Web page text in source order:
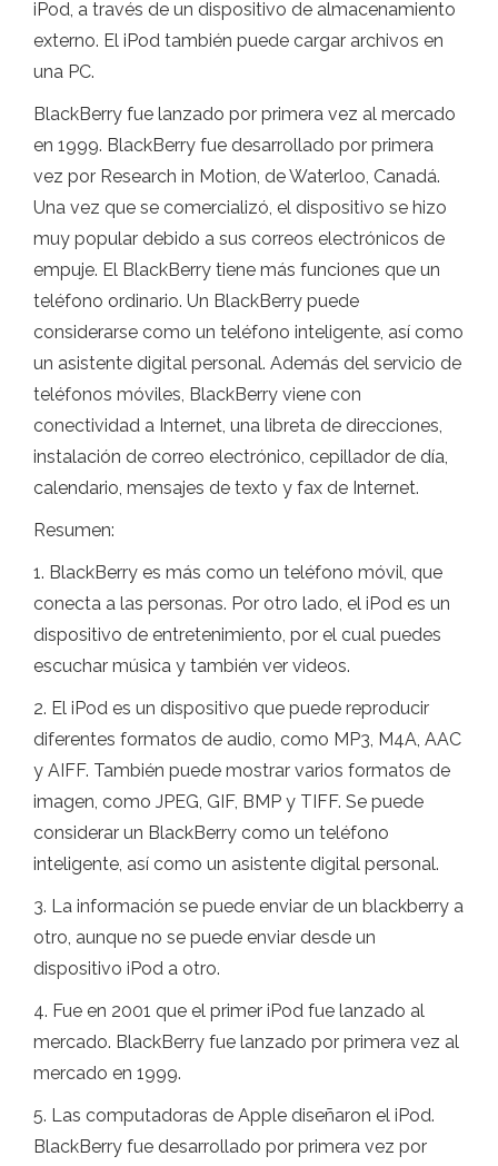
iPod, a través de un dispositivo de almacenamiento
externo. El iPod también puede cargar archivos en
una PC.
BlackBerry fue lanzado por primera vez al mercado
en 1999. BlackBerry fue desarrollado por primera
vez por Research in Motion, de Waterloo, Canadá.
Una vez que se comercializó, el dispositivo se hizo
muy popular debido a sus correos electrónicos de
empuje. El BlackBerry tiene más funciones que un
teléfono ordinario. Un BlackBerry puede
considerarse como un teléfono inteligente, así como
un asistente digital personal. Además del servicio de
teléfonos móviles, BlackBerry viene con
conectividad a Internet, una libreta de direcciones,
instalación de correo electrónico, cepillador de día,
calendario, mensajes de texto y fax de Internet.
Resumen:
1. BlackBerry es más como un teléfono móvil, que
conecta a las personas. Por otro lado, el iPod es un
dispositivo de entretenimiento, por el cual puedes
escuchar música y también ver videos.
2. El iPod es un dispositivo que puede reproducir
diferentes formatos de audio, como MP3, M4A, AAC
y AIFF. También puede mostrar varios formatos de
imagen, como JPEG, GIF, BMP y TIFF. Se puede
considerar un BlackBerry como un teléfono
inteligente, así como un asistente digital personal.
3. La información se puede enviar de un blackberry a
otro, aunque no se puede enviar desde un
dispositivo iPod a otro.
4. Fue en 2001 que el primer iPod fue lanzado al
mercado. BlackBerry fue lanzado por primera vez al
mercado en 1999.
5. Las computadoras de Apple diseñaron el iPod.
BlackBerry fue desarrollado por primera vez por